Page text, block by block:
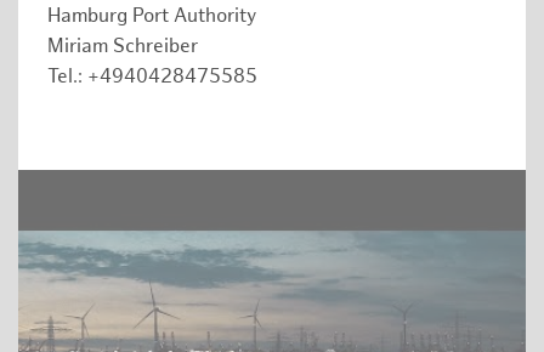
Hamburg Port Authority
Miriam Schreiber
Tel.: +4940428475585